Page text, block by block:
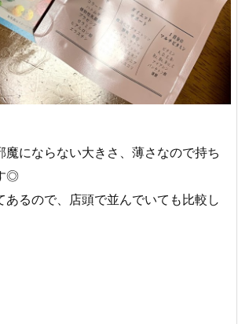
魔にならない大きさ、薄さなので持ち
◎
あるので、店頭で並んでいても比較し